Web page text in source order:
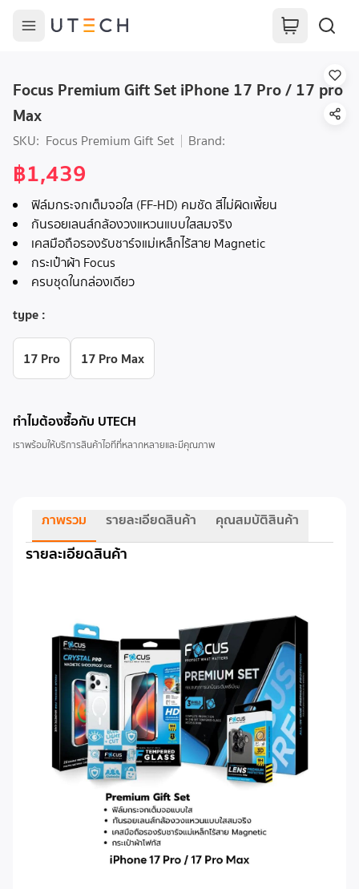
Focus Premium Gift Set iPhone 17 Pro / 17 pro
Max
SKU: Focus Premium Gift Set Brand:
฿1,439
ฟิล์มกระจกเต็มจอใส (FF-HD) คมชัด สีไม่ผิดเพี้ยน
กันรอยเลนส์กล้องวงแหวนแบบใสสมจริง
เคสมือถือรองรับชาร์จแม่เหล็กไร้สาย Magnetic
กระเป๋าผ้า Focus
ครบชุดในกล่องเดียว
type:
17 Pro 17 Pro Max
ทำไมต้องซื้อกับ UTECH
เราพร้อมให้บริการสินค้าไอทีที่หลากหลายและมีคุณภาพ
ภาพรวม รายละเอียดสินค้า คุณสมบัติสินค้า
รายละเอียดสินค้า